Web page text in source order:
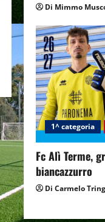
Di Mimmo
1^ categoria
Fc Alì Terme,
biancazzurro
Di Carmelo